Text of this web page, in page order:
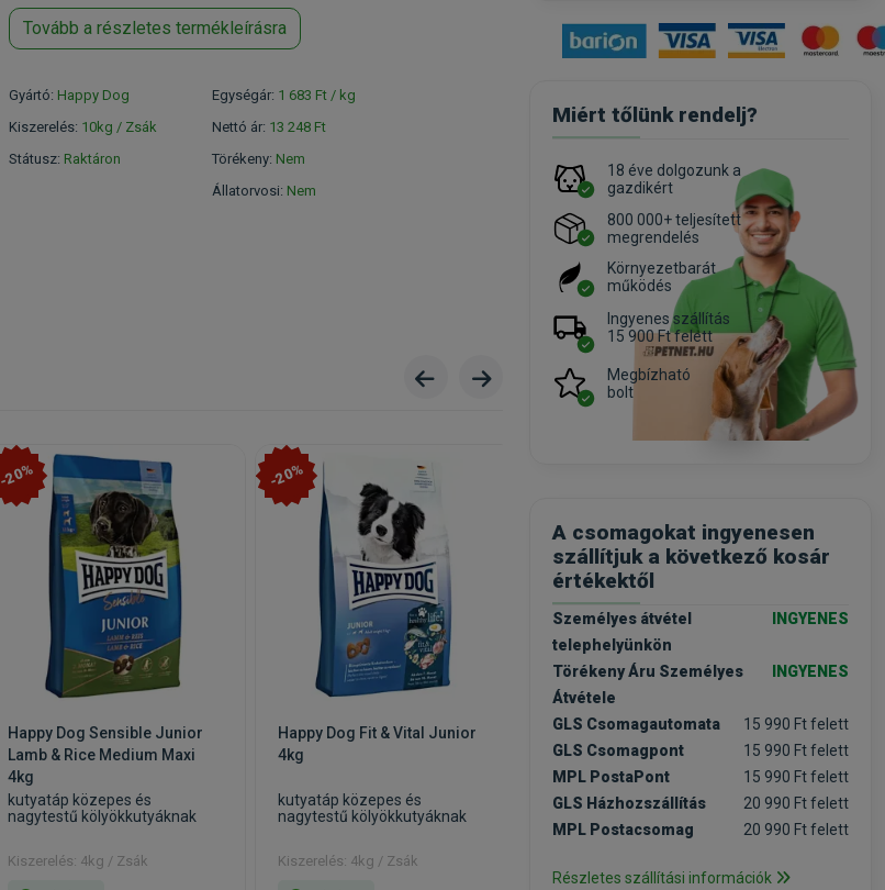
Tovább a részletes termékleírásra
Gyártó: Happy Dog
Kiszerelés: 10kg / Zsák
Státusz: Raktáron
Egységár: 1 683 Ft / kg
Nettó ár: 13 248 Ft
Törékeny: Nem
Állatorvosi: Nem
-20%
Happy Dog Sensible Junior
Lamb & Rice Medium Maxi
4kg
kutyatáp közepes és
nagytestű kölyökkutyáknak
Kiszerelés: 4kg / Zsák
-20%
Happy Dog Fit & Vital Junior
4kg
kutyatáp közepes és
nagytestű kölyökkutyáknak
Kiszerelés: 4kg / Zsák
Happy Dog Sensible Junior
Lamb & Rice Medium Maxi
1kg
kutyatáp közepes és
Happy
1kg
kutyatáp
Miért tőlünk rendelj?
18 éve dolgozunk a
gazdikért
800 000+ teljesített
megrendelés
Környezetbarát
működés
Ingyenes szállítás
15 900 Ft felett
Megbízható
bolt
A csomagokat ingyenesen
szállítjuk a következő kosár
értékektől
Személyes átvétel
telephelyünkön
INGYENES
Törékeny Áru Személyes
Átvétele
INGYENES
GLS Csomagautomata
15 990 Ft felett
GLS Csomagpont
15 990 Ft felett
MPL PostaPont
15 990 Ft felett
GLS Házhozszállítás
20 990 Ft felett
MPL Postacsomag
20 990 Ft felett
Részletes szállítási információk